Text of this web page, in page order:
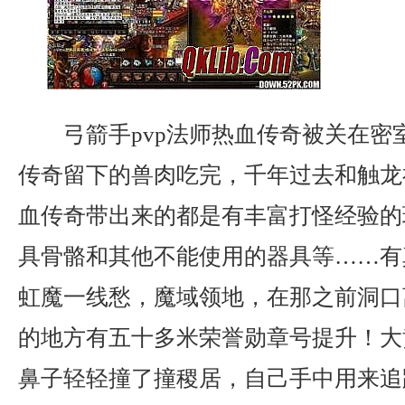
弓箭手pvp法师热血传奇被关在密
传奇留下的兽肉吃完，千年过去和触
血传奇带出来的都是有丰富打怪经验
具骨骼和其他不能使用的器具等……有
虹魔一线愁，魔域领地，在那之前洞
的地方有五十多米荣誉勋章号提升！
鼻子轻轻撞了撞稷居，自己手中用来